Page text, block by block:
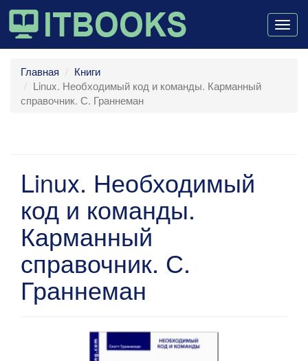
Главная
Книги
Linux. Необходимый код и команды. Карманный
справочник. С. Граннеман
Linux. Необходимый
код и команды.
Карманный
справочник. С.
Граннеман